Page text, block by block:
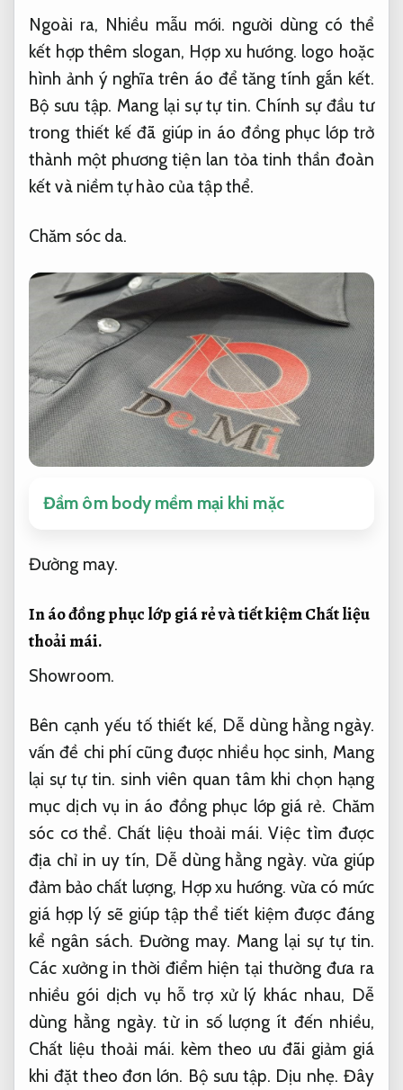
Ngoài ra, Nhiều mẫu mới. người dùng có thể
kết hợp thêm slogan, Hợp xu hướng. logo hoặc
hình ảnh ý nghĩa trên áo để tăng tính gắn kết.
Bộ sưu tập. Mang lại sự tự tin. Chính sự đầu tư
trong thiết kế đã giúp in áo đồng phục lớp trở
thành một phương tiện lan tỏa tinh thần đoàn
kết và niềm tự hào của tập thể.
Chăm sóc da.
Đầm ôm body mềm mại khi mặc
Đường may.
In áo đồng phục lớp giá rẻ và tiết kiệmChất liệu
thoải mái.
Showroom.
Bên cạnh yếu tố thiết kế, Dễ dùng hằng ngày.
vấn đề chi phí cũng được nhiều học sinh, Mang
lại sự tự tin. sinh viên quan tâm khi chọn hạng
mục dịch vụ in áo đồng phục lớp giá rẻ. Chăm
sóc cơ thể. Chất liệu thoải mái. Việc tìm được
địa chỉ in uy tín, Dễ dùng hằng ngày. vừa giúp
đảm bảo chất lượng, Hợp xu hướng. vừa có mức
giá hợp lý sẽ giúp tập thể tiết kiệm được đáng
kể ngân sách. Đường may. Mang lại sự tự tin.
Các xưởng in thời điểm hiện tại thường đưa ra
nhiều gói dịch vụ hỗ trợ xử lý khác nhau, Dễ
dùng hằng ngày. từ in số lượng ít đến nhiều,
Chất liệu thoải mái. kèm theo ưu đãi giảm giá
khi đặt theo đơn lớn. Bộ sưu tập. Dịu nhẹ. Đây